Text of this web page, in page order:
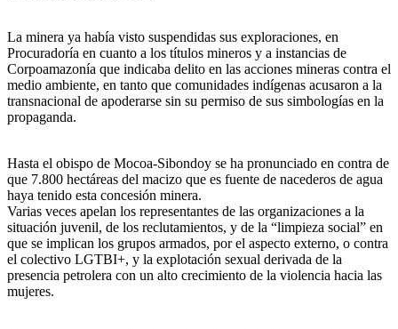
La minera ya había visto suspendidas sus exploraciones, en
Procuradoría en cuanto a los títulos mineros y a instancias de
Corpoamazonía que indicaba delito en las acciones mineras contra el
medio ambiente, en tanto que comunidades indígenas acusaron a la
transnacional de apoderarse sin su permiso de sus simbologías en la
propaganda.
Hasta el obispo de Mocoa-Sibondoy se ha pronunciado en contra de
que 7.800 hectáreas del macizo que es fuente de nacederos de agua
haya tenido esta concesión minera.
Varias veces apelan los representantes de las organizaciones a la
situación juvenil, de los reclutamientos, y de la “limpieza social” en
que se implican los grupos armados, por el aspecto externo, o contra
el colectivo LGTBI+, y la explotación sexual derivada de la
presencia petrolera con un alto crecimiento de la violencia hacia las
mujeres.